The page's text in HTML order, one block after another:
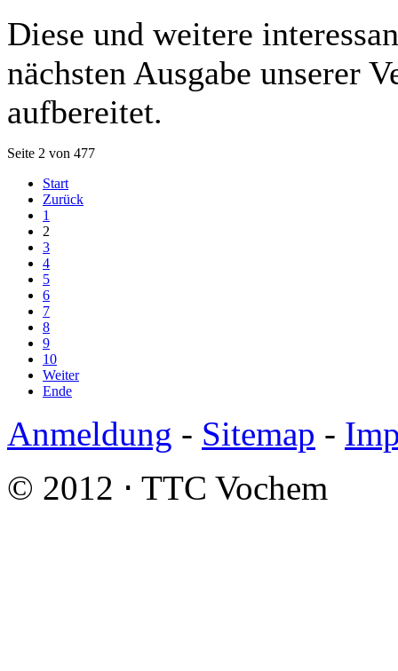
Diese und weitere
nächsten Ausgabe unserer
aufbereitet.
Seite 2 von 477
Start
Zurück
1
2
3
4
5
6
7
8
9
10
Weiter
Ende
Anmeldung - Sitemap -
© 2012 ⋅ TTC Vochem